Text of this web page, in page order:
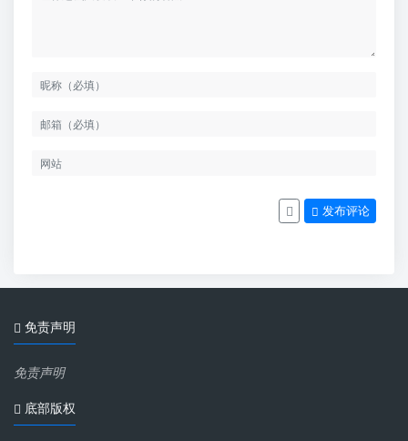
发布评论
免责声明
免责声明
底部版权